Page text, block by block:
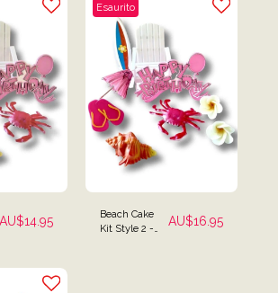
AU$14.95
Esaurito
Beach Cake
Kit Style 2 -
AU$16.95